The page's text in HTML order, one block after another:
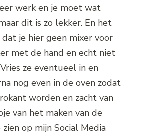
werk en je moet wat
dit is zo lekker. En het
dat je hier geen mixer voor
met de hand en echt niet
ze eventueel in en
nog even in de oven zodat
worden en zacht van
van het maken van de
op mijn Social Media